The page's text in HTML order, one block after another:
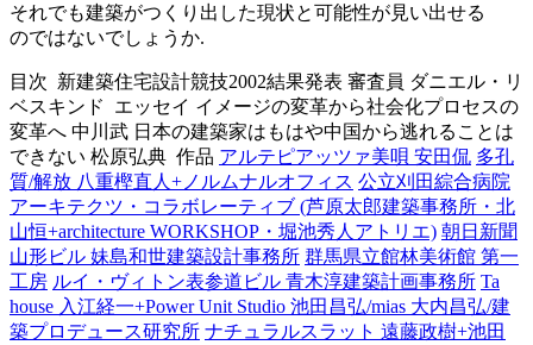
それでも建築がつくり出した現状と可能性が見い出せる
のではないでしょうか.
目次 新建築住宅設計競技2002結果発表 審査員 ダニエル・リ
ベスキンド
エッセイ イメージの変革から社会化プロセスの
変革へ 中川武 日本の建築家はもはや中国から逃れることは
できない 松原弘典 作品 アルテピアッツァ美唄 安田侃 多孔
質/解放 八重樫直人+ノルムナルオフィス 公立刈田綜合病院
アーキテクツ・コラボレーティブ (芦原太郎建築事務所・北
山恒+architecture WORKSHOP・堀池秀人アトリエ) 朝日新聞
山形ビル 妹島和世建築設計事務所 群馬県立館林美術館 第一
工房 ルイ・ヴィトン表参道ビル 青木淳建築計画事務所 Ta
house 入江経一+Power Unit Studio 池田昌弘/mias 大内昌弘/建
築プロデュース研究所 ナチュラルスラット 遠藤政樹+池田